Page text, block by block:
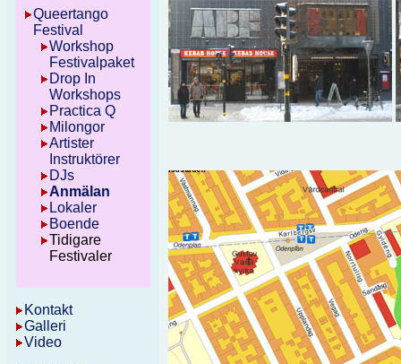
Queertango
Festival
Workshop
Festivalpaket
Drop In
Workshops
Practica Q
Milongor
Artister
Instruktörer
DJs
Anmälan
Lokaler
Boende
Tidigare
Festivaler
Kontakt
Galleri
Video